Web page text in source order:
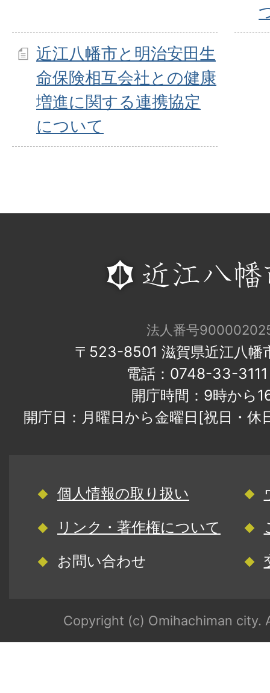
近江八幡市と明治安田生
命保険相互会社との健康
増進に関する連携協定
について
法人番号
〒523-8501 滋賀県近江八幡
電話：0748-33-
開庁時間：9時から
開庁日：月曜日から金曜日[祝日・
個人情報の取り扱い
リンク・著作権について
お問い合わせ
Copyright (c) Omihachiman city.